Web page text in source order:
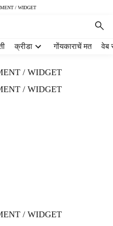
/ WIDGET
क्रीडा गोंयकाराचें मत वेब
/ WIDGET
/ WIDGET
/ WIDGET